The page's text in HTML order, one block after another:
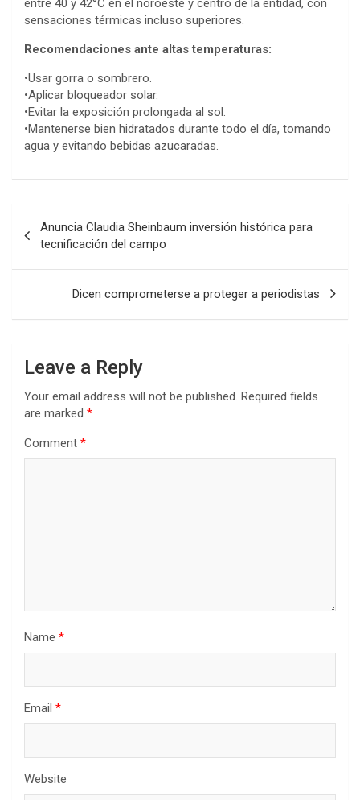
sensaciones térmicas incluso superiores.
Recomendaciones ante altas temperaturas:
•Usar gorra o sombrero.
•Aplicar bloqueador solar.
•Evitar la exposición prolongada al sol.
•Mantenerse bien hidratados durante todo el día, tomando
agua y evitando bebidas azucaradas.
navigation
Anuncia Claudia Sheinbaum inversión histórica para
tecnificación del campo
Dicen comprometerse a proteger a periodistas
Leave a Reply
Your email address will not be published. Required fields
are marked *
Comment *
Name *
Email *
Website